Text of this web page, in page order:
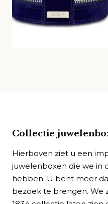
Collectie
Hierboven ziet u een
juwelenboxen die we in
hebben. U bent meer
bezoek te brengen. We